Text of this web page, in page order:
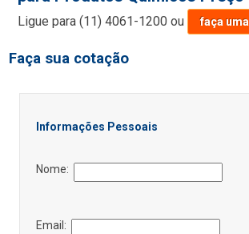
Ligue para(11) 4061-1200 ou faça
Faça sua cotação
Informações Pessoais
Nome:
Email: